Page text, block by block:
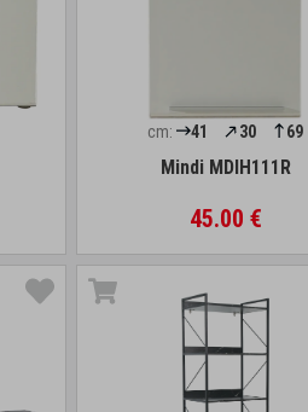
cm: 41 30 69
Mindi MDIH111R
45.00 €